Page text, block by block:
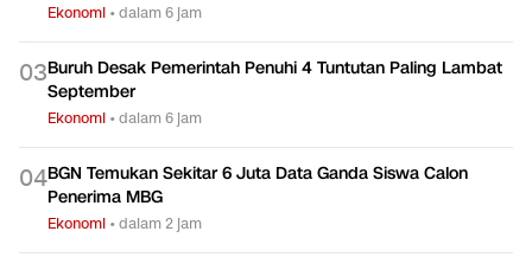
Ekonomi •dalam 6 jam
03Buruh Desak Pemerintah Penuhi 4 Tuntutan Paling Lambat
September
Ekonomi •dalam 6 jam
04BGN Temukan Sekitar 6 Juta Data Ganda Siswa Calon
Penerima MBG
Ekonomi •dalam 2 jam